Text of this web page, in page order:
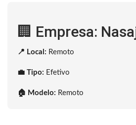
🏢 Empresa:
📍 Local: Remoto
💼 Tipo: Efetivo
🏠 Modelo: Remoto